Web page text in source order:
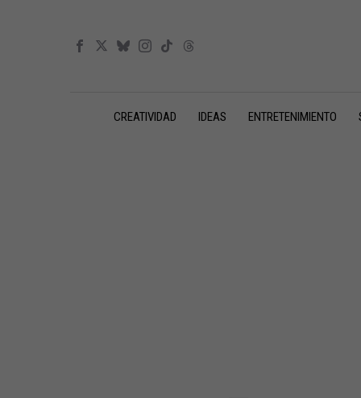
CREATIVIDAD IDEAS ENTRETENIMIENTO